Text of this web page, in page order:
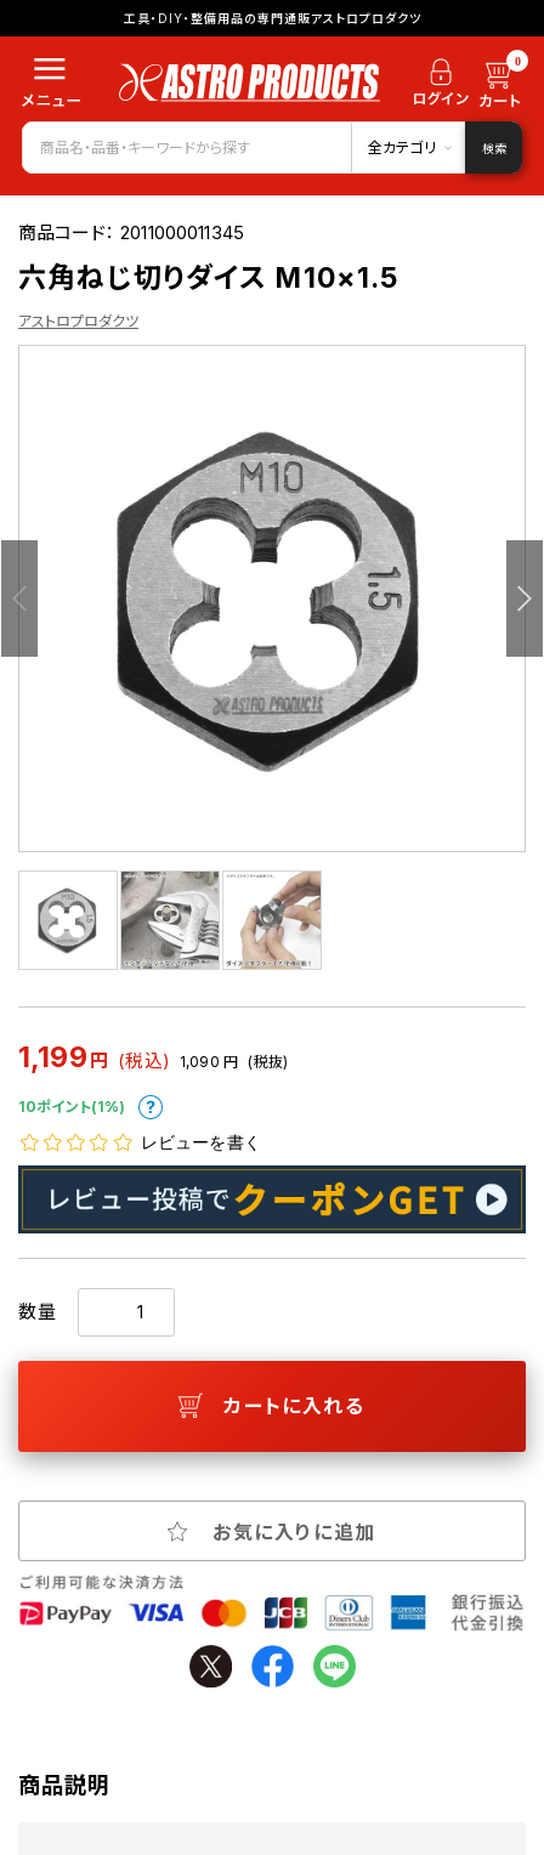
工具・DIY・整備用品の専門通販アストロプロダクツ
0
全カテゴリ 検索
商品コード：2011000011345
六角ねじ切りダイス M10×1.5
アストロプロダクツ
1,199 円 (税込) 1,090 円 (税抜)
10ポイント(1%)
レビューを書く
数量
カートに入れる
お気に入りに追加
商品説明